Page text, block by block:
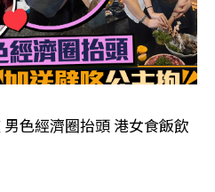
色經濟圈抬頭 港女食飯飲